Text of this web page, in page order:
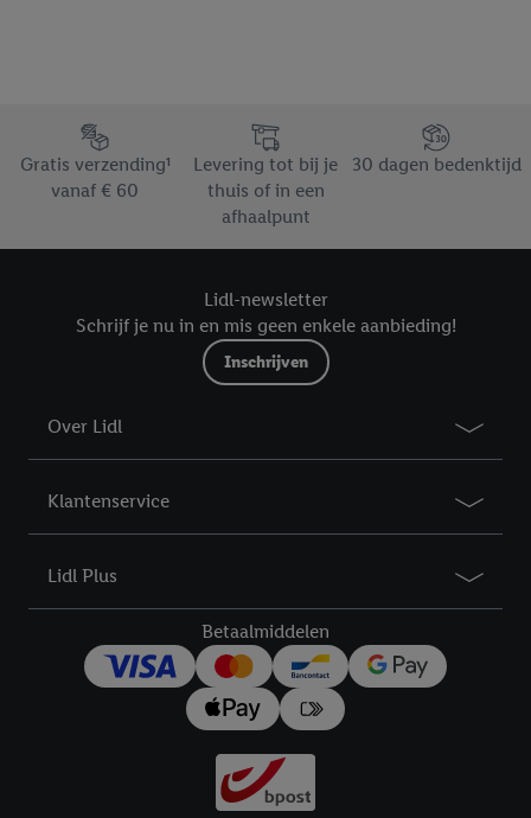
Footerelement met de verschillende USPs van Lidl.be
Gratis verzending¹
vanaf € 60
Levering tot bij je
thuis of in een
afhaalpunt
30 dagen bedenktijd
Lidl-newsletter
Schrijf je nu in en mis geen enkele aanbieding!
Inschrijven
Over Lidl
Klantenservice
Lidl Plus
Betaalmiddelen